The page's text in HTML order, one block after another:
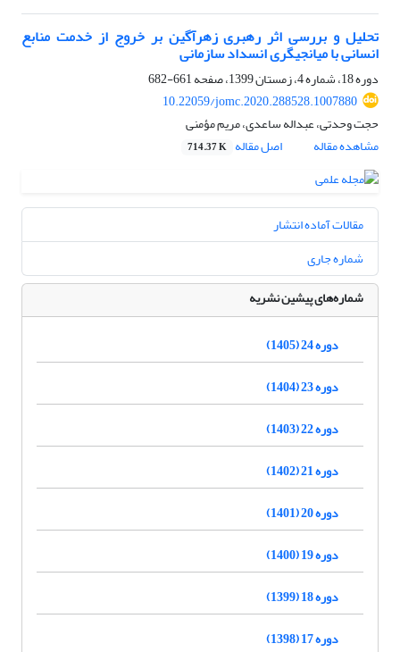
تحلیل و بررسی اثر رهبری زهرآگین بر خروج از خدمت منابع
انسانی با میانجیگری انسداد سازمانی
دوره 18، شماره 4، زمستان 1399، صفحه
661-682
10.22059/jomc.2020.288528.1007880
حجت وحدتی، عبداله ساعدی، مریم مؤمنی
مشاهده مقاله
اصل مقاله 714.37 K
مقالات آماده انتشار
شماره جاری
شماره‌های پیشین نشریه
دوره 24 (1405)
دوره 23 (1404)
دوره 22 (1403)
دوره 21 (1402)
دوره 20 (1401)
دوره 19 (1400)
دوره 18 (1399)
دوره 17 (1398)